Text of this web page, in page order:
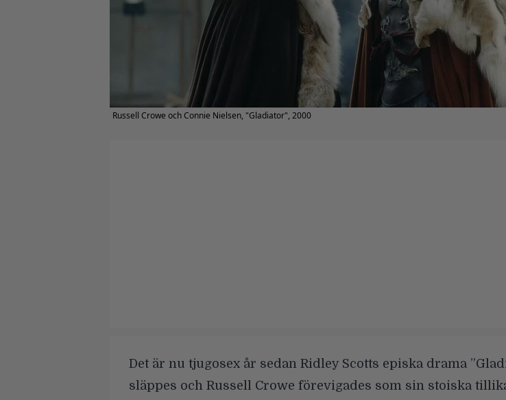
Russell Crowe och Connie Nielsen, "Gladiator", 2000
Det är nu tjugosex år sedan Ridley Scotts episka drama
släppes och Russell Crowe förevigades som sin stoiska